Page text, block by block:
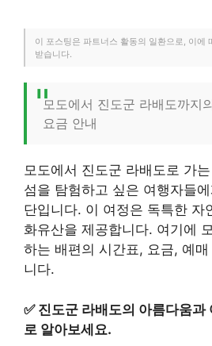
이 포스팅은 파트너스 활동의 일환으로, 이에
받습니다.
모도에서 진도군 라배도까지
요금 안내
모도에서 진도군 라배도로 가
섬을 탐험하고 싶은 여행자들
단입니다. 이 여정은 독특한 자
화유산을 제공합니다. 여기에
하는 배편의 시간표, 요금, 예
니다.
✅ 진도군 라배도의 아름다움과
로 알아보세요.